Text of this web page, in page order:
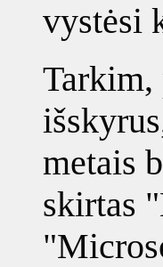
vystėsi
Tarkim,
metais
skirtas